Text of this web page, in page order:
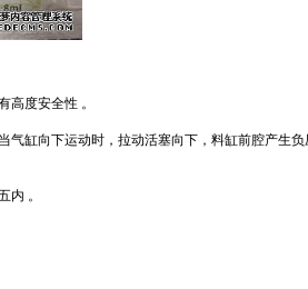
高度安全性 。
气缸向下运动时 ， 拉动活塞向下 ， 料缸前腔产生负
内 。